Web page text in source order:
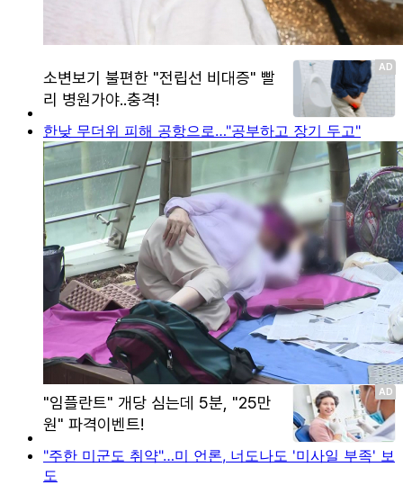
한낮 무더위 피해 공항으로…"공부하고 장기 두고"
"주한 미군도 취약"…미 언론, 너도나도 '미사일 부족' 보
도